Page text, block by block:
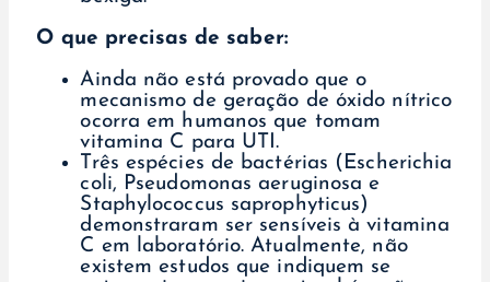
O que precisas de saber:
Ainda não está provado que o
mecanismo de geração de óxido nítrico
ocorra em humanos que tomam
vitamina C para UTI.
Três espécies de bactérias (Escherichia
coli, Pseudomonas aeruginosa e
Staphylococcus saprophyticus)
demonstraram ser sensíveis à vitamina
C em laboratório. Atualmente, não
existem estudos que indiquem se